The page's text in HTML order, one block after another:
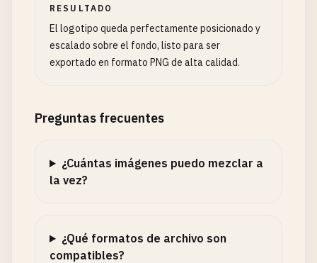
RESULTADO
El logotipo queda perfectamente posicionado y
escalado sobre el fondo, listo para ser
exportado en formato PNG de alta calidad.
Preguntas frecuentes
¿Cuántas imágenes puedo mezclar a
la vez?
¿Qué formatos de archivo son
compatibles?